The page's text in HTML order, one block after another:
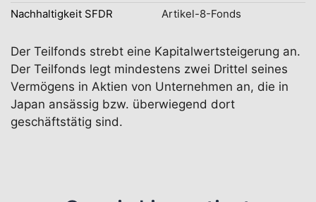
Nachhaltigkeit SFDR Artikel-8-Fonds
Der Teilfonds strebt eine Kapitalwertsteigerung an.
Der Teilfonds legt mindestens zwei Drittel seines
Vermögens in Aktien von Unternehmen an, die in
Japan ansässig bzw. überwiegend dort
geschäftstätig sind.